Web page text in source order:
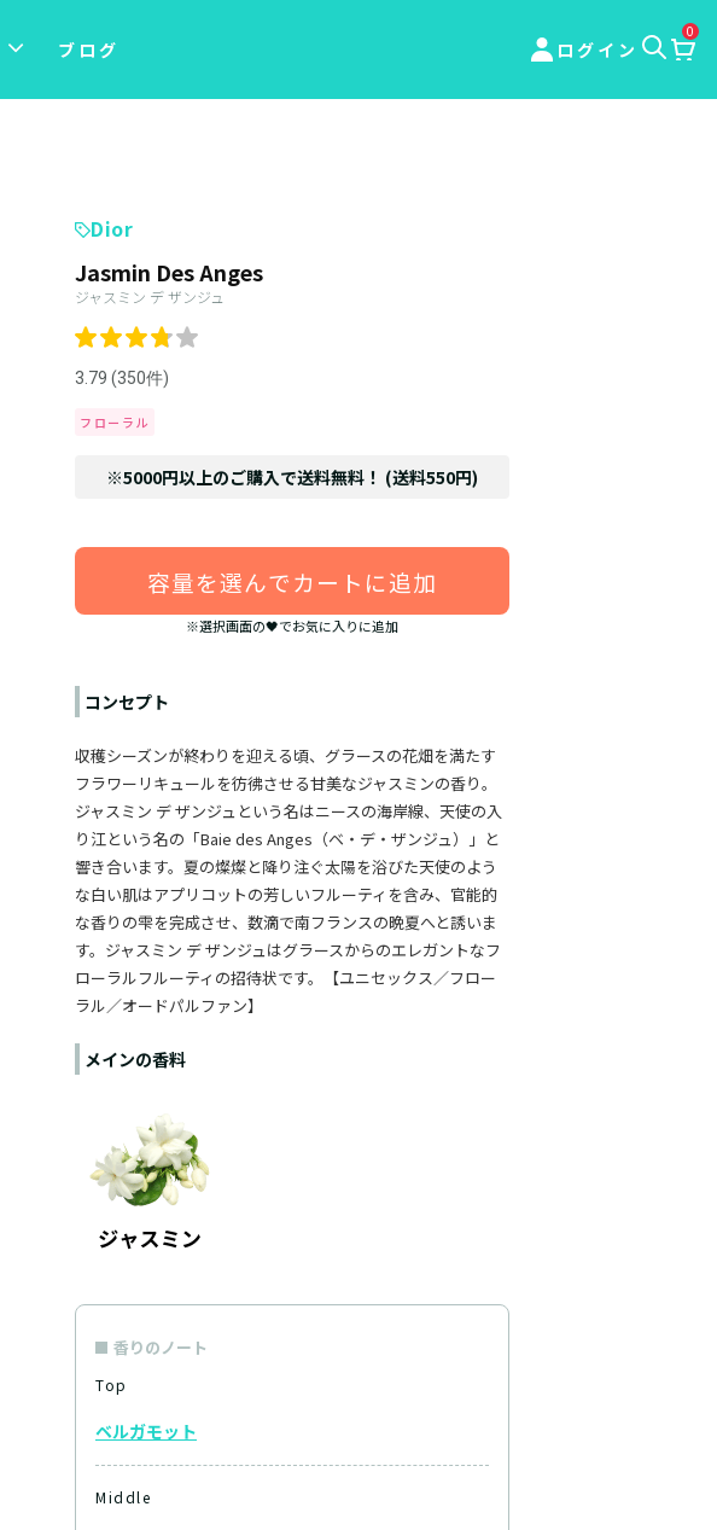
ブログ ログイン
0
Dior
Jasmin Des Anges
ジャスミン デ ザンジュ
3.79 (350件)
フローラル
※5000円以上のご購入で送料無料！ (送料550円)
容量を選んでカートに追加
※選択画面の🖤でお気に入りに追加
コンセプト
収穫シーズンが終わりを迎える頃、グラースの花畑を満たす
フラワーリキュールを彷彿させる甘美なジャスミンの香り。
ジャスミン デ ザンジュという名はニースの海岸線、天使の入
り江という名の「Baie des Anges（ベ・デ・ザンジュ）」と
響き合います。夏の燦燦と降り注ぐ太陽を浴びた天使のよう
な白い肌はアプリコットの芳しいフルーティを含み、官能的
な香りの雫を完成させ、数滴で南フランスの晩夏へと誘いま
す。ジャスミン デ ザンジュはグラースからのエレガントなフ
ローラルフルーティの招待状です。
【ユニセックス／フロー
ラル／オードパルファン】
メインの香料
香りのノート
Top
ベルガモット
Middle